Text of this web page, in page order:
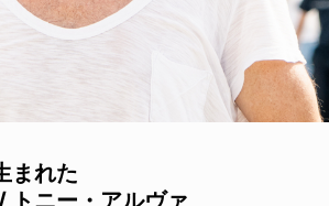
まれた
ニー・アルヴァ